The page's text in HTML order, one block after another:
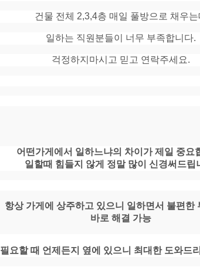
건물 전체 2,3,4층 매일 풀방으로 채우는
일하는 직원분들이 너무 부족합니다.
걱정하지마시고 믿고 연락주세요.
어떤가게에서 일하느냐의 차이가 제일 중요
일할때 힘들지 않게 정말 많이 신경써드립
항상 가게에 상주하고 있으니 일하면서 불편한
바로 해결 가능
필요할 때 언제든지 옆에 있으니 최대한 도와드